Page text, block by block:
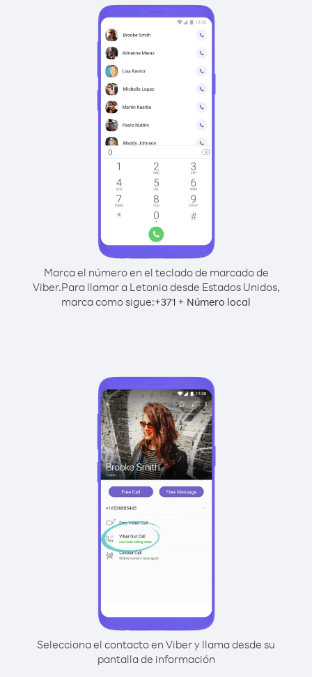
Marca el número en el teclado de marcado de
Viber.Para llamar a Letonia desde Estados Unidos,
marca como sigue:+371 + Número local
Selecciona el contacto en Viber y llama desde su
pantalla de información